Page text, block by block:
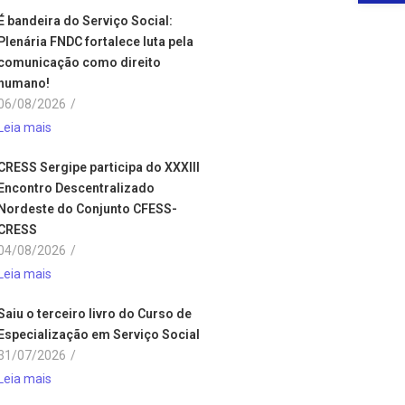
bandeira do Serviço Social:
FNDC fortalece luta pela
como direito
08/2026 /
mais
Sergipe participa do XXXIII
Descentralizado
do Conjunto CFESS-
08/2026 /
mais
o terceiro livro do Curso de
em Serviço Social
07/2026 /
mais